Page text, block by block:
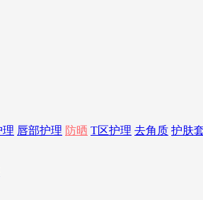
理 唇部护理 防晒 T区护理 去角质 护肤